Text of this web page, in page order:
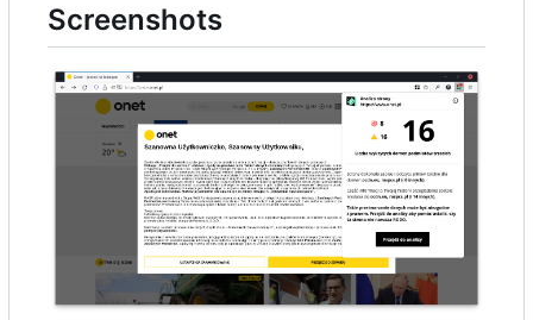
Screenshots